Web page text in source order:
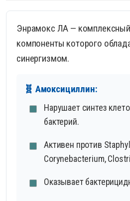
Энрамокс ЛА — комплексный
компоненты которого
синергизмом.
🧬 Амоксициллин:
Нарушает синтез
бактерий.
Активен против
Corynebacterium,
Оказывает